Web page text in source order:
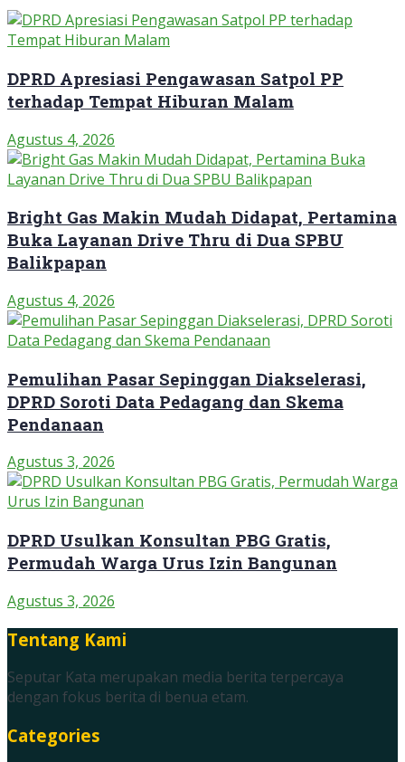
DPRD Apresiasi Pengawasan Satpol PP
terhadap Tempat Hiburan Malam
Agustus 4, 2026
Bright Gas Makin Mudah Didapat, Pertamina
Buka Layanan Drive Thru di Dua SPBU
Balikpapan
Agustus 4, 2026
Pemulihan Pasar Sepinggan Diakselerasi,
DPRD Soroti Data Pedagang dan Skema
Pendanaan
Agustus 3, 2026
DPRD Usulkan Konsultan PBG Gratis,
Permudah Warga Urus Izin Bangunan
Agustus 3, 2026
Tentang Kami
Seputar Kata merupakan media berita terpercaya
dengan fokus berita di benua etam.
Categories